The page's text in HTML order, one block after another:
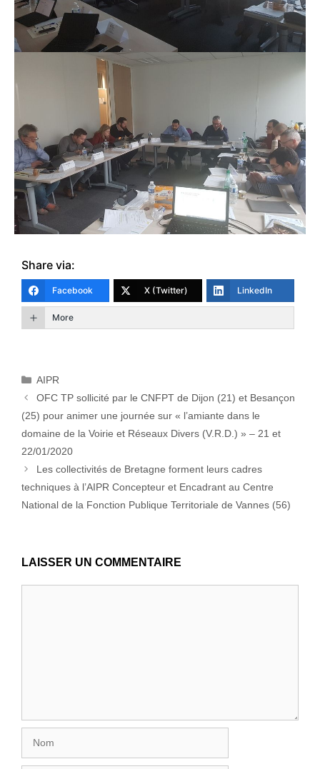
Share via:
Facebook X (Twitter) LinkedIn
More
AIPR
OFC TP sollicité par le CNFPT de Dijon (21) et Besançon
(25) pour animer une journée sur « l’amiante dans le
domaine de la Voirie et Réseaux Divers (V.R.D.) » – 21 et
22/01/2020
Les collectivités de Bretagne forment leurs cadres
techniques à l’AIPR Concepteur et Encadrant au Centre
National de la Fonction Publique Territoriale de Vannes (56)
LAISSER UN COMMENTAIRE